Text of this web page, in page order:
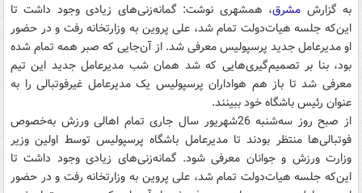
به گزارش مشرق، همشهری نوشت: گمانه‌زنی‌های زیادی وجود داشت تا
این‌که جلسه هیات‌دولت تمام شد، علی پروین به وزارتخانه رفت و در حضور
او مدیرعامل جدید پرسپولیس معرفی شد. از آن‌جایی که صبر همه تمام شده
بود، بنا بر تصمیم‌گیری‌هایی که شد همان شب مدیرعامل جدید این تیم
معرفی شد تا باز هم هواداران پرسپولیس یک مدیرعامل غیرفوتبالی را به
عنوان رئیس باشگاه خود ببینند.
از صبح روز سه‌شنبه 26شهریور سال جاری تمام اهالی ورزش به‌خصوص
فوتبالی‌ها منتظر بودند تا مدیرعامل باشگاه پرسپولیس توسط اولین وزیر
وزارت ورزش و جوانان معرفی شود. گمانه‌زنی‌های زیادی وجود داشت تا
این‌که جلسه هیات‌دولت تمام شد، علی پروین به وزارتخانه رفت و در حضور